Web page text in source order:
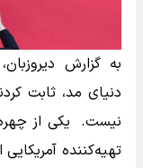
به گزارش
دنیای مد، ثابت
نیست. یکی از
تهیه‌کننده